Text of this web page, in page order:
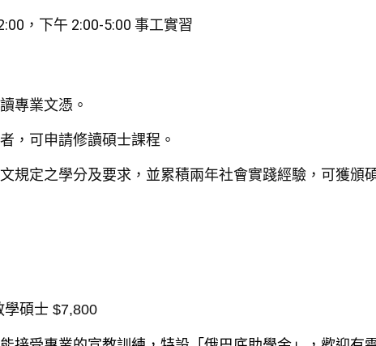
，下午 2:00-5:00 事工實習
專業文憑。
，可申請修讀碩士課程。
規定之學分及要求， 並累積兩年社會實踐經驗，可獲頒
學碩士 $7,800